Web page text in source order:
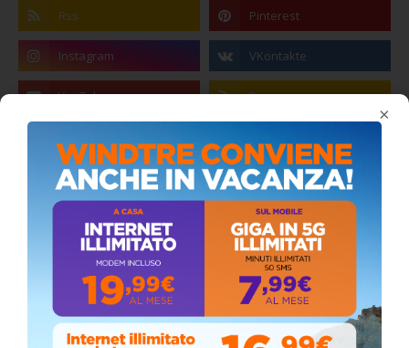
×
Coronavirus: messaggio del Sindaco Zambito
ai cittadini
Domenica, Novembre 22, 2020
Circolo della stampa, terzo appuntamento
con il giornalista Giacinto Pipitone
Martedì, Agosto 04, 2026
Elezioni a Siculiana, in testa candidato
sindaco Zambito
Lunedì, Ottobre 05, 2020